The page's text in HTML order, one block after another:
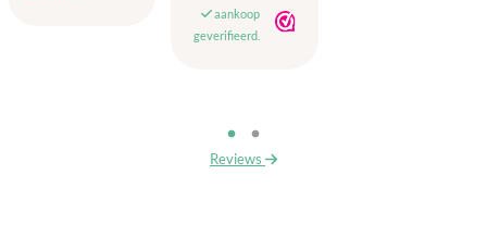
aankoop
geverifieerd.
Reviews